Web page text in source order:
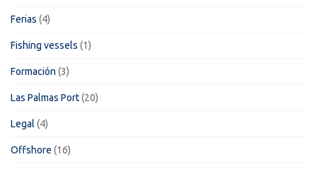
Ferias (4)
Fishing vessels (1)
Formación (3)
Las Palmas Port(20)
Legal (4)
Offshore (16)